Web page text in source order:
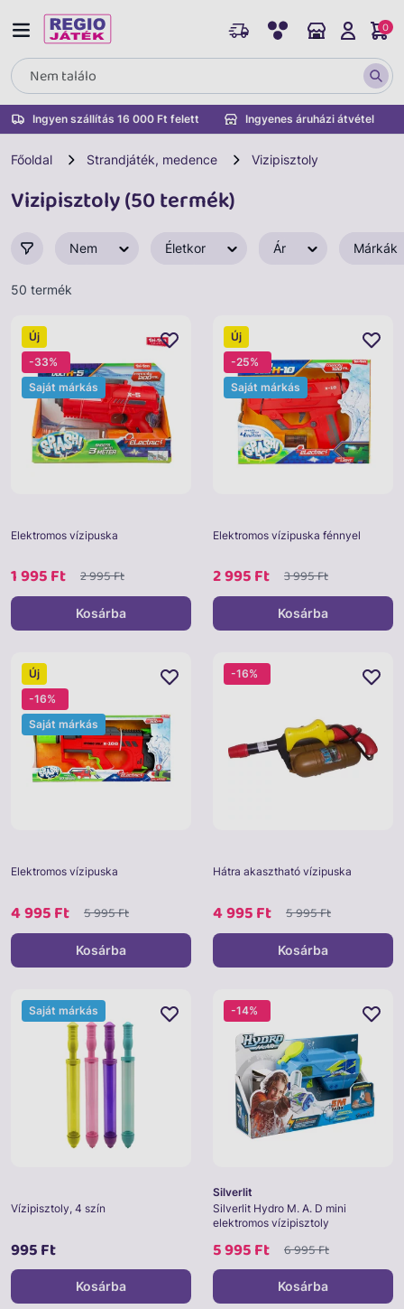
Ingyen szállítás 16 000 Ft felett Ingyenes áruházi átvétel
0
Főoldal Strandjáték, medence Vizipisztoly
Vizipisztoly (50 termék)
Nem Életkor Ár Márkák
50 termék
Elektromos vízipuska
1 995 Ft 2 995 Ft
Új
-33%
Saját márkás
Kosárba
Elektromos vízipuska fénnyel
2 995 Ft 3 995 Ft
Új
-25%
Saját márkás
Kosárba
Elektromos vízipuska
4 995 Ft 5 995 Ft
Új
-16%
Saját márkás
Kosárba
Hátra akasztható vízipuska
4 995 Ft 5 995 Ft
-16%
Kosárba
Vízipisztoly, 4 szín
995 Ft
Saját márkás
Kosárba
Silverlit
Silverlit Hydro M. A. D mini
elektromos vízipisztoly
5 995 Ft 6 995 Ft
-14%
Kosárba